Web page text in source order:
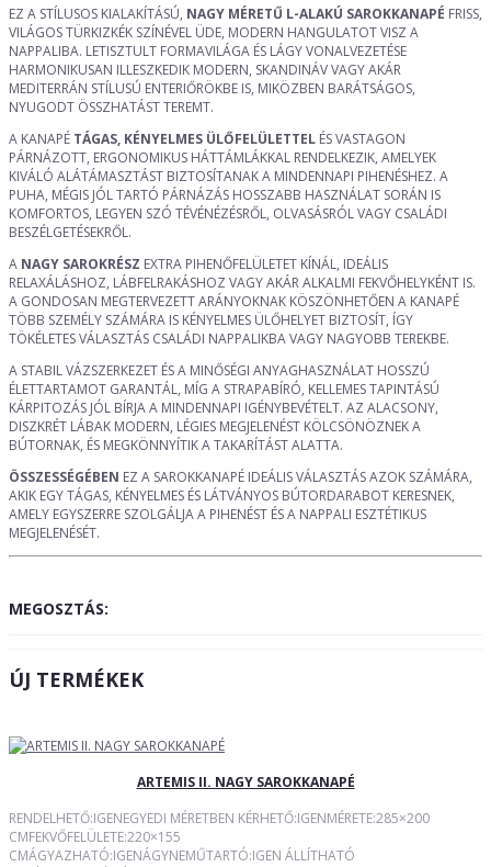
EZ A STÍLUSOS KIALAKÍTÁSÚ, NAGY MÉRETŰ L-ALAKÚ SAROKKANAPÉ FRISS,
VILÁGOS TÜRKIZKÉK SZÍNÉVEL ÜDE, MODERN HANGULATOT VISZ A
NAPPALIBA. LETISZTULT FORMAVILÁGA ÉS LÁGY VONALVEZETÉSE
HARMONIKUSAN ILLESZKEDIK MODERN, SKANDINÁV VAGY AKÁR
MEDITERRÁN STÍLUSÚ ENTERIŐRÖKBE IS, MIKÖZBEN BARÁTSÁGOS,
NYUGODT ÖSSZHATÁST TEREMT.
A KANAPÉ TÁGAS, KÉNYELMES ÜLŐFELÜLETTEL ÉS VASTAGON
PÁRNÁZOTT, ERGONOMIKUS HÁTTÁMLÁKKAL RENDELKEZIK, AMELYEK
KIVÁLÓ ALÁTÁMASZTÁST BIZTOSÍTANAK A MINDENNAPI PIHENÉSHEZ. A
PUHA, MÉGIS JÓL TARTÓ PÁRNÁZÁS HOSSZABB HASZNÁLAT SORÁN IS
KOMFORTOS, LEGYEN SZÓ TÉVÉNÉZÉSRŐL, OLVASÁSRÓL VAGY CSALÁDI
BESZÉLGETÉSEKRŐL.
A NAGY SAROKRÉSZ EXTRA PIHENŐFELÜLETET KÍNÁL, IDEÁLIS
RELAXÁLÁSHOZ, LÁBFELRAKÁSHOZ VAGY AKÁR ALKALMI FEKVŐHELYKÉNT IS.
A GONDOSAN MEGTERVEZETT ARÁNYOKNAK KÖSZÖNHETŐEN A KANAPÉ
TÖBB SZEMÉLY SZÁMÁRA IS KÉNYELMES ÜLŐHELYET BIZTOSÍT, ÍGY
TÖKÉLETES VÁLASZTÁS CSALÁDI NAPPALIKBA VAGY NAGYOBB TEREKBE.
A STABIL VÁZSZERKEZET ÉS A MINŐSÉGI ANYAGHASZNÁLAT HOSSZÚ
ÉLETTARTAMOT GARANTÁL, MÍG A STRAPABÍRÓ, KELLEMES TAPINTÁSÚ
KÁRPITOZÁS JÓL BÍRJA A MINDENNAPI IGÉNYBEVÉTELT. AZ ALACSONY,
DISZKRÉT LÁBAK MODERN, LÉGIES MEGJELENÉST KÖLCSÖNÖZNEK A
BÚTORNAK, ÉS MEGKÖNNYÍTIK A TAKARÍTÁST ALATTA.
ÖSSZESSÉGÉBEN EZ A SAROKKANAPÉ IDEÁLIS VÁLASZTÁS AZOK SZÁMÁRA,
AKIK EGY TÁGAS, KÉNYELMES ÉS LÁTVÁNYOS BÚTORDARABOT KERESNEK,
AMELY EGYSZERRE SZOLGÁLJA A PIHENÉST ÉS A NAPPALI ESZTÉTIKUS
MEGJELENÉSÉT.
MEGOSZTÁS:
ÚJ TERMÉKEK
ARTEMIS II. NAGY SAROKKANAPÉ
RENDELHETŐ:IGENEGYEDI MÉRETBEN KÉRHETŐ:IGENMÉRETE:285×200
CMFEKVŐFELÜLETE:220×155
CMÁGYAZHATÓ:IGENÁGYNEMŰTARTÓ:IGEN ÁLLÍTHATÓ